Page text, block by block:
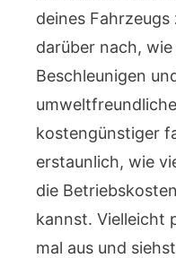
deines
darüber nach,
Beschleunigen
kostengünstiger
erstaunlich, wie
die
kannst. Vielleicht
mal aus und